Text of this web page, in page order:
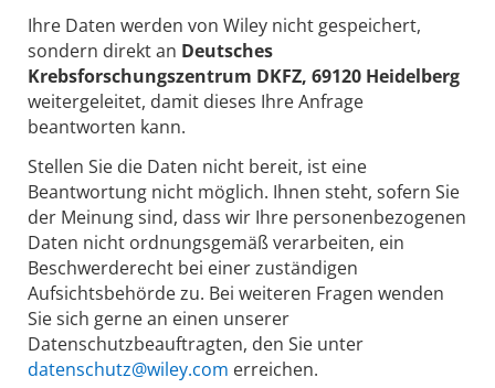
Ihre Daten werden von Wiley nicht gespeichert,
sondern direkt an Deutsches
Krebsforschungszentrum DKFZ, 69120 Heidelberg
weitergeleitet, damit dieses Ihre Anfrage
beantworten kann.
Stellen Sie die Daten nicht bereit, ist eine
Beantwortung nicht möglich. Ihnen steht, sofern Sie
der Meinung sind, dass wir Ihre personenbezogenen
Daten nicht ordnungsgemäß verarbeiten, ein
Beschwerderecht bei einer zuständigen
Aufsichtsbehörde zu. Bei weiteren Fragen wenden
Sie sich gerne an einen unserer
Datenschutzbeauftragten, den Sie unter
datenschutz@wiley.com erreichen.